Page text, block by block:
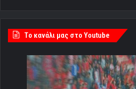
Tο κανάλι μας στο Youtube